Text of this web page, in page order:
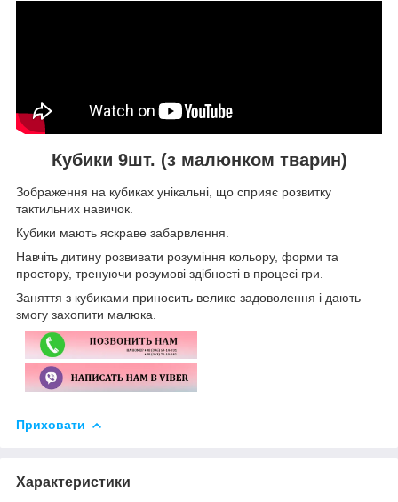
Кубики 9шт. (з малюнком тварин)
Зображення на кубиках унікальні, що сприяє розвитку
тактильних навичок.
Кубики мають яскраве забарвлення.
Навчіть дитину розвивати розуміння кольору, форми та
простору, тренуючи розумові здібності в процесі гри.
Заняття з кубиками приносить велике задоволення і дають
змогу захопити малюка.
Приховати
Характеристики